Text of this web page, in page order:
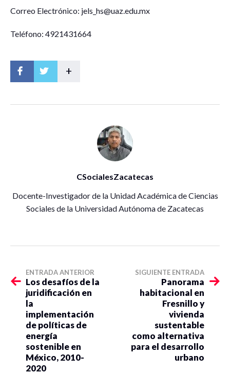
Correo Electrónico: jels_hs@uaz.edu.mx
Teléfono: 4921431664
+
CSocialesZacatecas
Docente-Investigador de la Unidad Académica de Ciencias
Sociales de la Universidad Autónoma de Zacatecas
ENTRADA ANTERIOR
Los desafíos de la
juridificación en
la
implementación
de políticas de
energía
sostenible en
México, 2010-
2020
SIGUIENTE ENTRADA
Panorama
habitacional en
Fresnillo y
vivienda
sustentable
como alternativa
para el desarrollo
urbano